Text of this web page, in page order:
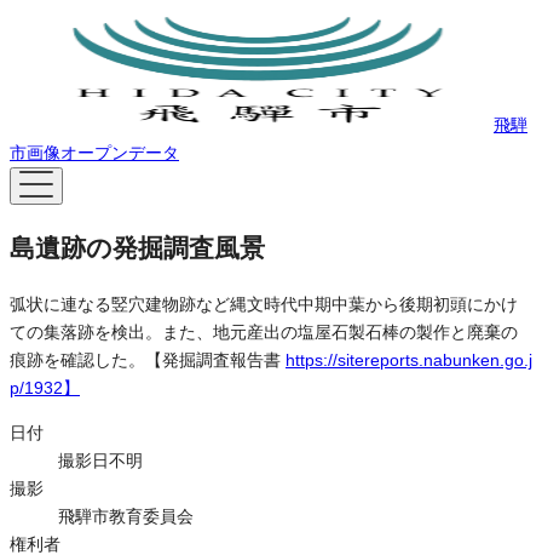
飛騨
市画像オープンデータ
島遺跡の発掘調査風景
弧状に連なる竪穴建物跡など縄文時代中期中葉から後期初頭にかけ
ての集落跡を検出。また、地元産出の塩屋石製石棒の製作と廃棄の
痕跡を確認した。【発掘調査報告書 https://sitereports.nabunken.go.j
p/1932】
日付
撮影日不明
撮影
飛騨市教育委員会
権利者